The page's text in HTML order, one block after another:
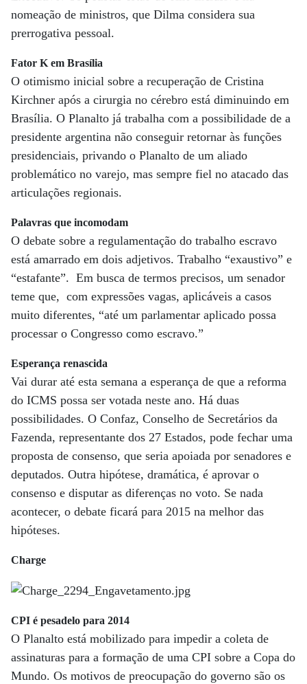
nomeação de ministros, que Dilma considera sua
prerrogativa pessoal.
Fator K em Brasília
O otimismo inicial sobre a recuperação de Cristina
Kirchner após a cirurgia no cérebro está diminuindo em
Brasília. O Planalto já trabalha com a possibilidade de a
presidente argentina não conseguir retornar às funções
presidenciais, privando o Planalto de um aliado
problemático no varejo, mas sempre fiel no atacado das
articulações regionais.
Palavras que incomodam
O debate sobre a regulamentação do trabalho escravo
está amarrado em dois adjetivos. Trabalho “exaustivo” e
“estafante”. Em busca de termos precisos, um senador
teme que, com expressões vagas, aplicáveis a casos
muito diferentes, “até um parlamentar aplicado possa
processar o Congresso como escravo.”
Esperança renascida
Vai durar até esta semana a esperança de que a reforma
do ICMS possa ser votada neste ano. Há duas
possibilidades. O Confaz, Conselho de Secretários da
Fazenda, representante dos 27 Estados, pode fechar uma
proposta de consenso, que seria apoiada por senadores e
deputados. Outra hipótese, dramática, é aprovar o
consenso e disputar as diferenças no voto. Se nada
acontecer, o debate ficará para 2015 na melhor das
hipóteses.
Charge
CPI é pesadelo para 2014
O Planalto está mobilizado para impedir a coleta de
assinaturas para a formação de uma CPI sobre a Copa do
Mundo. Os motivos de preocupação do governo são os